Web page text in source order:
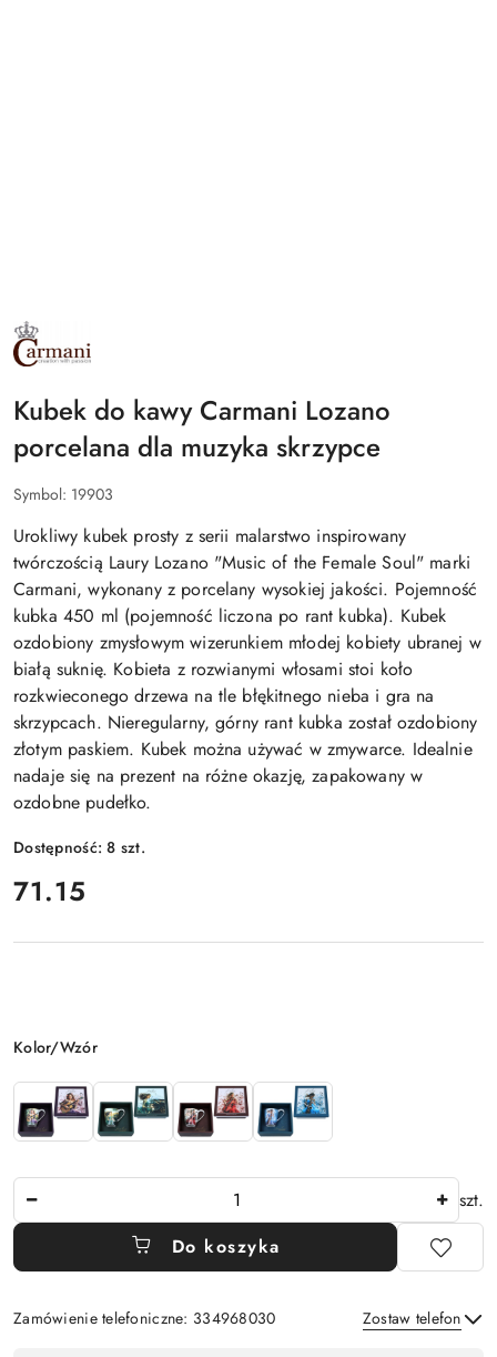
NAZWA
PRODUCENTA:
CARMANI
Kubek do kawy Carmani Lozano
porcelana dla muzyka skrzypce
Symbol: 19903
Urokliwy kubek prosty z serii malarstwo inspirowany
twórczością Laury Lozano "Music of the Female Soul" marki
Carmani, wykonany z porcelany wysokiej jakości. Pojemność
kubka 450 ml (pojemność liczona po rant kubka). Kubek
ozdobiony zmysłowym wizerunkiem młodej kobiety ubranej w
białą suknię. Kobieta z rozwianymi włosami stoi koło
rozkwieconego drzewa na tle błękitnego nieba i gra na
skrzypcach. Nieregularny, górny rant kubka został ozdobiony
złotym paskiem. Kubek można używać w zmywarce. Idealnie
nadaje się na prezent na różne okazję, zapakowany w
ozdobne pudełko.
Dostępność:8 szt.
cena:
71.15
Wariant
Kolor/Wzór
szt.
Do koszyka
Zamówienie telefoniczne: 334968030 Zostaw telefon